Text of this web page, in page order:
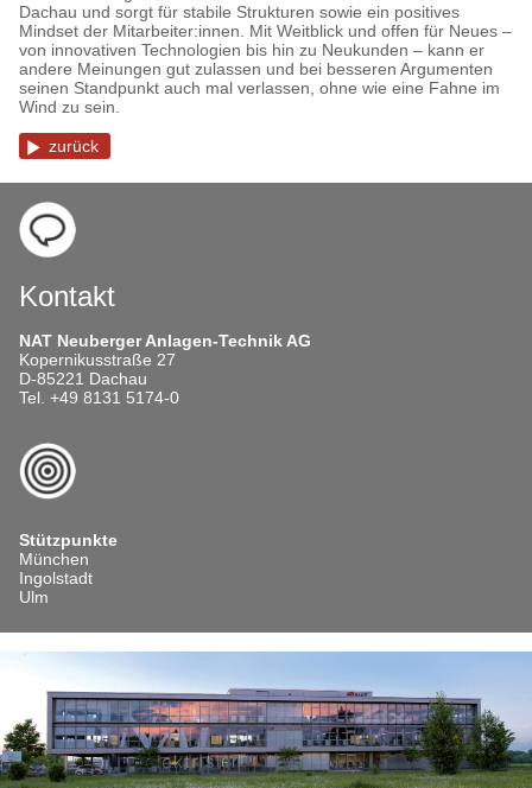
Dachau und sorgt für stabile Strukturen sowie ein positives
Mindset der Mitarbeiter:innen. Mit Weitblick und offen für Neues –
von innovativen Technologien bis hin zu Neukunden – kann er
andere Meinungen gut zulassen und bei besseren Argumenten
seinen Standpunkt auch mal verlassen, ohne wie eine Fahne im
Wind zu sein.
zurück
Kontakt
NAT Neuberger Anlagen-Technik AG
Kopernikusstraße 27
D-85221 Dachau
Tel. +49 8131 5174-0
Stützpunkte
München
Ingolstadt
Ulm